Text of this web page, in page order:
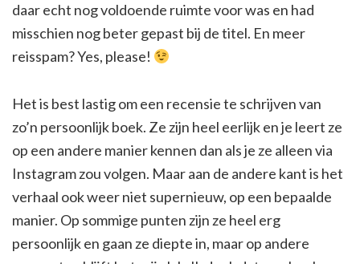
daar echt nog voldoende ruimte voor was en had
misschien nog beter gepast bij de titel. En meer
reisspam? Yes, please!
Het is best lastig om een recensie te schrijven van
zo’n persoonlijk boek. Ze zijn heel eerlijk en je leert ze
op een andere manier kennen dan als je ze alleen via
Instagram zou volgen. Maar aan de andere kant is het
verhaal ook weer niet supernieuw, op een bepaalde
manier. Op sommige punten zijn ze heel erg
persoonlijk en gaan ze diepte in, maar op andere